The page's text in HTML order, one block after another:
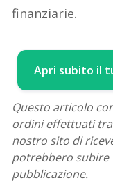
finanziarie.
Apri subito il
Questo articolo
ordini effettuati
nostro sito di
potrebbero subire
pubblicazione.